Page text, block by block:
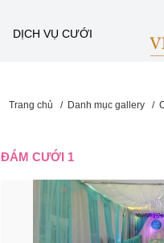
DỊCH VỤ CƯỚI
Trang chủ / Danh mục gallery /
ĐÁM CƯỚI 1